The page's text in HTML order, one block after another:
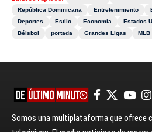
República Dominicana
Entretenimiento
Deportes
Estilo Economía Estados
Béisbol
portada Grandes Ligas MLB
Somos una multiplataforma que ofrece